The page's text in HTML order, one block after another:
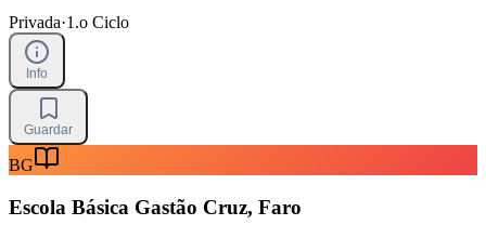
Privada·1.o Ciclo
Info
Guardar
BG
Escola Básica Gastão Cruz, Faro